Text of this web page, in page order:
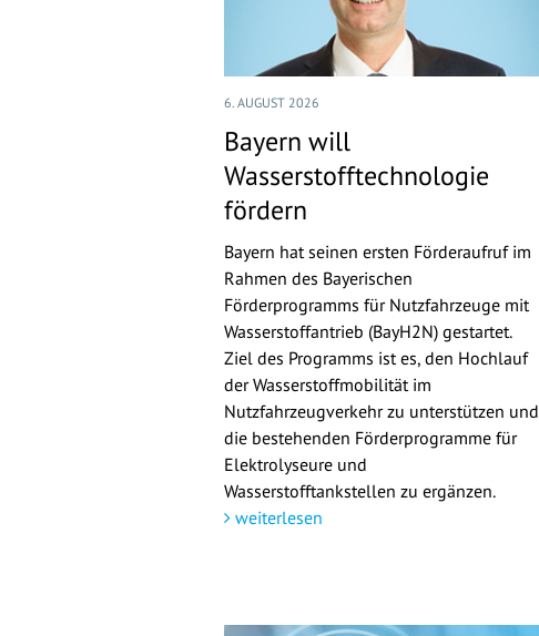
6. AUGUST 2026
Bayern will
Wasserstofftechnologie
fördern
Bayern hat seinen ersten Förderaufruf im
Rahmen des Bayerischen
Förderprogramms für Nutzfahrzeuge mit
Wasserstoffantrieb (BayH2N) gestartet.
Ziel des Programms ist es, den Hochlauf
der Wasserstoffmobilität im
Nutzfahrzeugverkehr zu unterstützen und
die bestehenden Förderprogramme für
Elektrolyseure und
Wasserstofftankstellen zu ergänzen.
weiterlesen